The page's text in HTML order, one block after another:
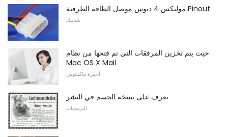
موليكس 4 دبوس موصل الطاقة الطرفية Pinout
شبابيك
حيث يتم تخزين المرفقات التي تم فتحها من نظام
Mac OS X Mail
أجهزة ماكينتوش
تعرف على نسخة الجسم في النشر
البرمجيات